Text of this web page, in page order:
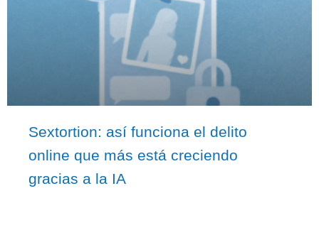
Sextortion: así funciona el delito
online que más está creciendo
gracias a la IA